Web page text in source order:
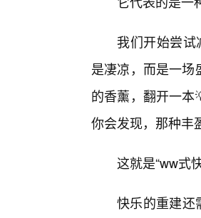
我们开始尝
是凄凉，而是一
的香薰，翻开一
你会发现，那种丰
这就是“ww式
快乐的重建还